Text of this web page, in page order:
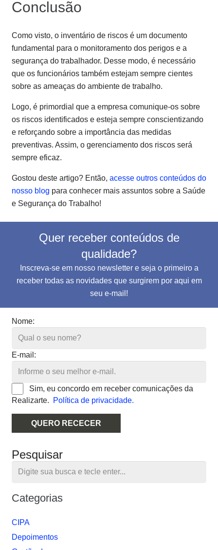
Conclusão
Como visto, o inventário de riscos é um documento
fundamental para o monitoramento dos perigos e a
segurança do trabalhador. Desse modo, é necessário
que os funcionários também estejam sempre cientes
sobre as ameaças do ambiente de trabalho.
Logo, é primordial que a empresa comunique-os sobre
os riscos identificados e esteja sempre conscientizando
e reforçando sobre a importância das medidas
preventivas. Assim, o gerenciamento dos riscos será
sempre eficaz.
Gostou deste artigo? Então, acesse outros conteúdos do
nosso blog para conhecer mais assuntos sobre a Saúde
e Segurança do Trabalho!
Quer receber conteúdos de
qualidade?
Inscreva-se em nosso newsletter e seja o primeiro a
receber todas as novidades que surgirem por aqui em
seu e-mail!
Nome:
E-mail:
Sim, eu concordo em receber comunicações da
Realizarte.
Política de privacidade.
QUERO RECECER
Pesquisar
Categorias
CIPA
Depoimentos